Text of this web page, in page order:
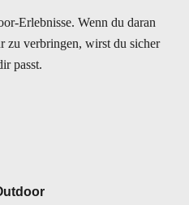
Erlebnisse. Wenn du daran
zu verbringen, wirst du sicher
passt.